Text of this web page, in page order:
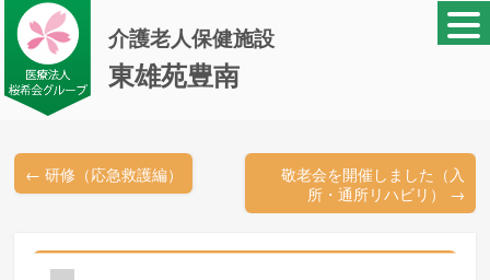
介護老人保健施設
東雄苑豊南
← 研修（応急救護編）
敬老会を開催しました（入
所・通所リハビリ） →